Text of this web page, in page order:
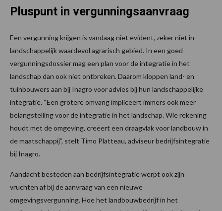
Pluspunt in vergunningsaanvraag
Een vergunning krijgen is vandaag niet evident, zeker niet in
landschappelijk waardevol agrarisch gebied. In een goed
vergunningsdossier mag een plan voor de integratie in het
landschap dan ook niet ontbreken. Daarom kloppen land- en
tuinbouwers aan bij Inagro voor advies bij hun landschappelijke
integratie. “Een grotere omvang impliceert immers ook meer
belangstelling voor de integratie in het landschap. Wie rekening
houdt met de omgeving, creëert een draagvlak voor landbouw in
de maatschappij”, stelt Timo Platteau, adviseur bedrijfsintegratie
bij Inagro.
Aandacht besteden aan bedrijfsintegratie werpt ook zijn
vruchten af bij de aanvraag van een nieuwe
omgevingsvergunning. Hoe het landbouwbedrijf in het